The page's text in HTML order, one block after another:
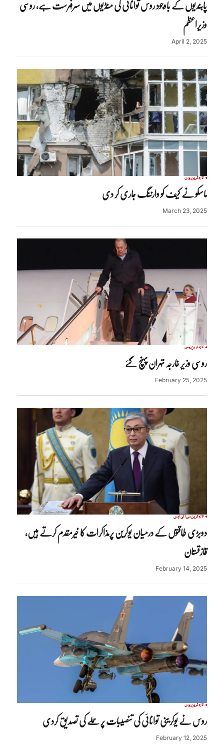
پابندیوں کے باوجود روس توانائی کی منڈیوں میں سرفہرست ہے، روسی
وزیراعظم
April 2, 2025
تازہ ترینروس
ماسکو نے کیف کو وارننگ جاری کر دی
March 23, 2025
تازہ ترینروس
روسی وزیر خارجہ تہران پہنچ گئے
February 25, 2025
تازہ ترینسی آئی ایس
دوبڑی طاقتوں کے درمیان یوکرین پرمذاکرات کا خیرمقدم کرتے ہیں،
قازقستان
February 14, 2025
تازہ ترینروس
روس نے یوکرینی توانائی کی تنصیبات پر حملے کی تصدیق کردی
February 12, 2025